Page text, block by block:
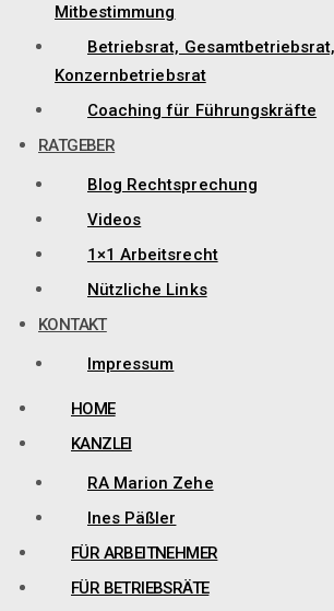
Mitbestimmung
Betriebsrat, Gesamtbetriebsrat,
Konzernbetriebsrat
Coaching für Führungskräfte
RATGEBER
Blog Rechtsprechung
Videos
1×1 Arbeitsrecht
Nützliche Links
KONTAKT
Impressum
HOME
KANZLEI
RA Marion Zehe
Ines Päßler
FÜR ARBEITNEHMER
FÜR BETRIEBSRÄTE